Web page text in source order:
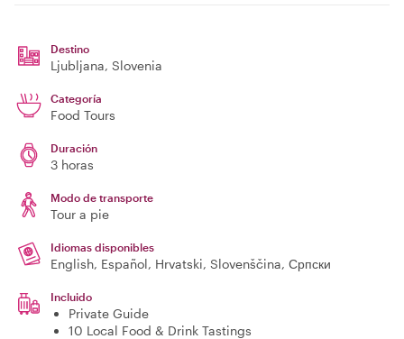
Destino
Ljubljana, Slovenia
Categoría
Food Tours
Duración
3 horas
Modo de transporte
Tour a pie
Idiomas disponibles
English, Español, Hrvatski, Slovenščina, Српски
Incluido
Private Guide
10 Local Food & Drink Tastings